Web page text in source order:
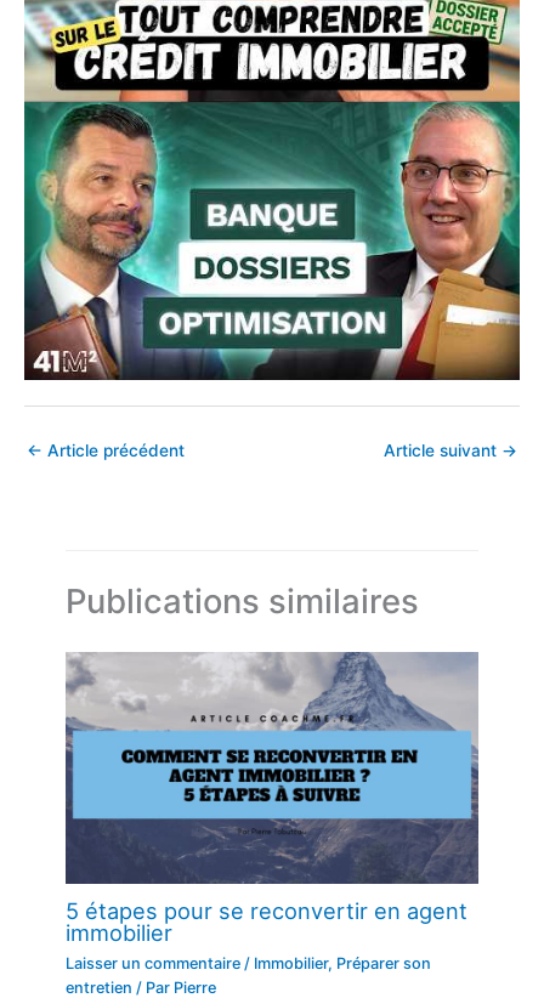
← Article précédent Article suivant →
Publications similaires
5 étapes pour se reconvertir en agent
immobilier
Laisser un commentaire / Immobilier, Préparer son
entretien / Par Pierre